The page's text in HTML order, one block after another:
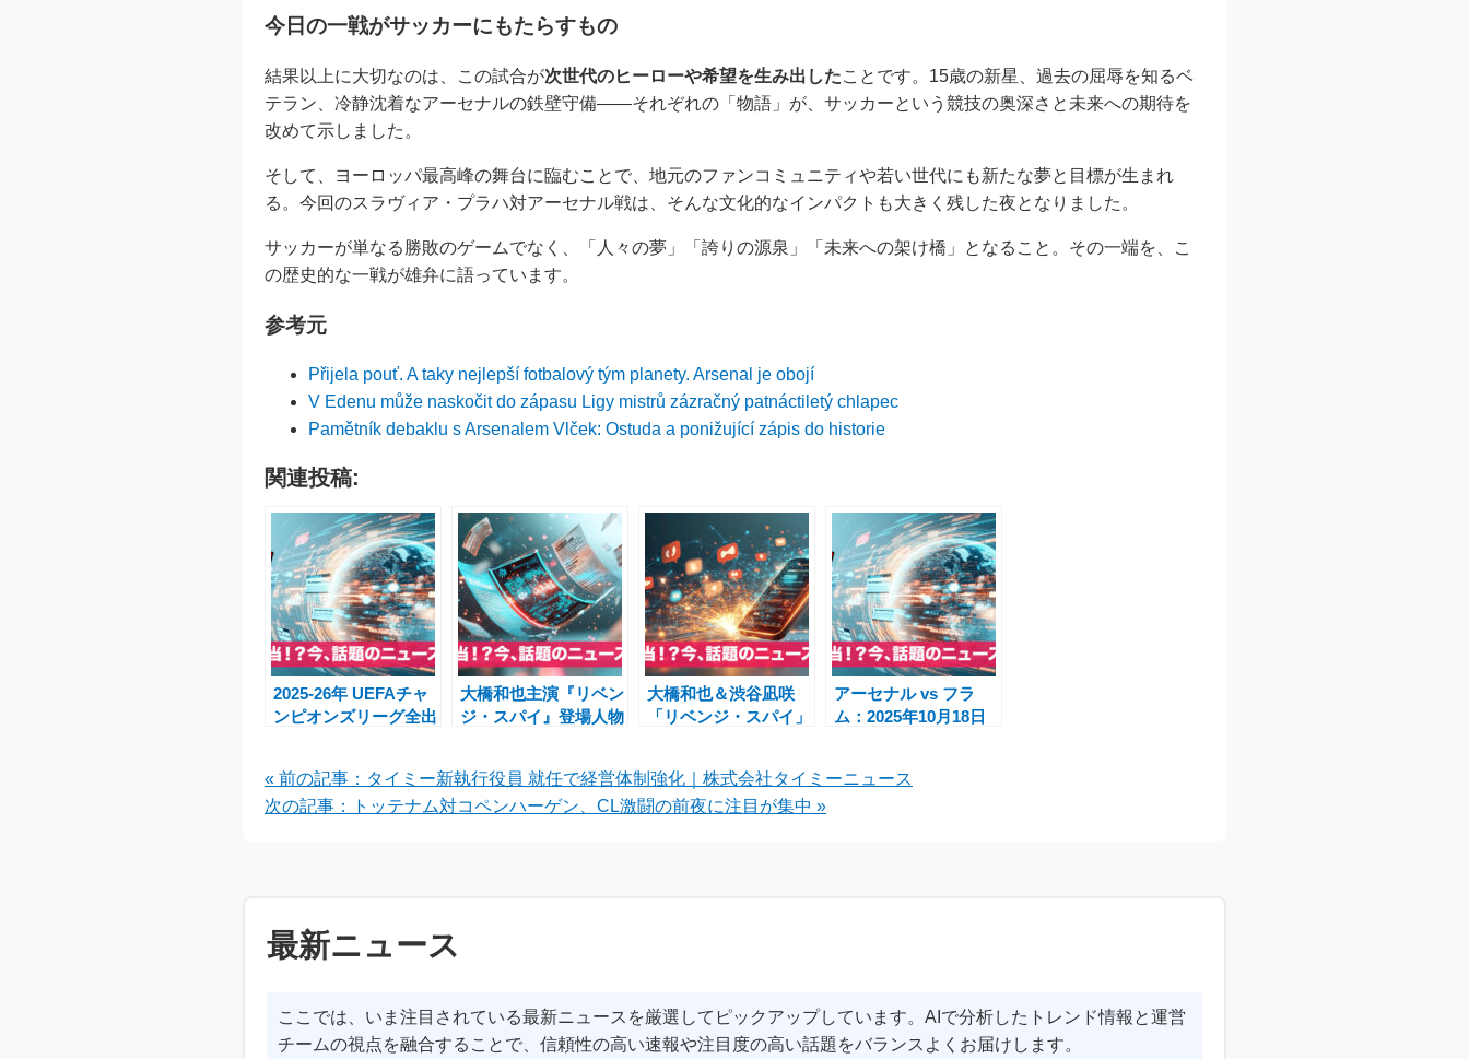
今日の一戦がサッカーにもたらすもの
結果以上に大切なのは、この試合が次世代のヒーローや希望を生み出したことです。15歳の新星、過去の屈辱を知るベ
テラン、冷静沈着なアーセナルの鉄壁守備――それぞれの「物語」が、サッカーという競技の奥深さと未来への期待を
改めて示しました。
そして、ヨーロッパ最高峰の舞台に臨むことで、地元のファンコミュニティや若い世代にも新たな夢と目標が生まれ
る。今回のスラヴィア・プラハ対アーセナル戦は、そんな文化的なインパクトも大きく残した夜となりました。
サッカーが単なる勝敗のゲームでなく、「人々の夢」「誇りの源泉」「未来への架け橋」となること。その一端を、こ
の歴史的な一戦が雄弁に語っています。
参考元
Přijela pouť. A taky nejlepší fotbalový tým planety. Arsenal je obojí
V Edenu může naskočit do zápasu Ligy mistrů zázračný patnáctiletý chlapec
Pamětník debaklu s Arsenalem Vlček: Ostuda a ponižující zápis do historie
関連投稿:
2025-26年 UEFAチャ
ンピオンズリーグ全出
大橋和也主演『リベン
ジ・スパイ』登場人物
大も活躍
大橋和也＆渋谷凪咲
「リベンジ・スパイ」
アーセナル vs フラ
ム：2025年10月18日
« 前の記事：タイミー新執行役員 就任で経営体制強化｜株式会社タイミーニュース
次の記事：トッテナム対コペンハーゲン、CL激闘の前夜に注目が集中 »
最新ニュース
ここでは、いま注目されている最新ニュースを厳選してピックアップしています。AIで分析したトレンド情報と運営
チームの視点を融合することで、信頼性の高い速報や注目度の高い話題をバランスよくお届けします。